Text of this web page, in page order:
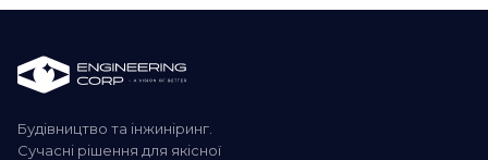
Будівництво та інжиніринг.
Сучасні рішення для якісної